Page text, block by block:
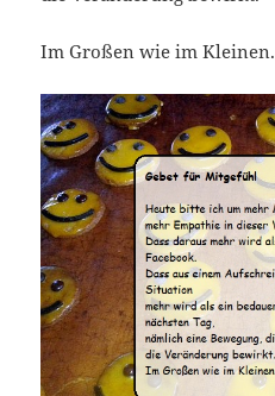
Im Großen wie im Kleinen.